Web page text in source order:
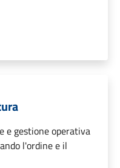
e gestione operativa
l'ordine e il